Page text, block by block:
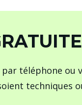
téléphone ou
techniques